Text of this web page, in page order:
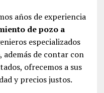
años de experiencia
de pozo a
especializados
de contar con
ofrecemos a sus
y precios justos.